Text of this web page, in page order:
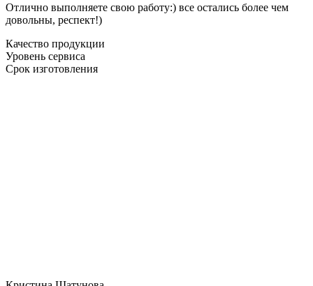
Отлично выполняете свою работу:) все остались более чем
довольны, респект!)
Качество продукции
Уровень сервиса
Срок изготовления